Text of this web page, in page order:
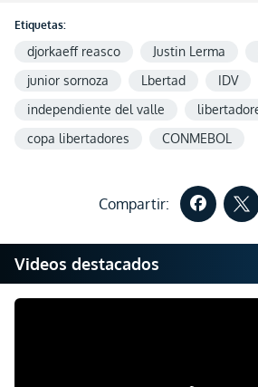
Etiquetas:
djorkaeff reasco Justin Lerma
junior sornoza
Lbertad
IDV
independiente del valle
copa libertadores
CONMEBOL
Compartir:
Videos destacados